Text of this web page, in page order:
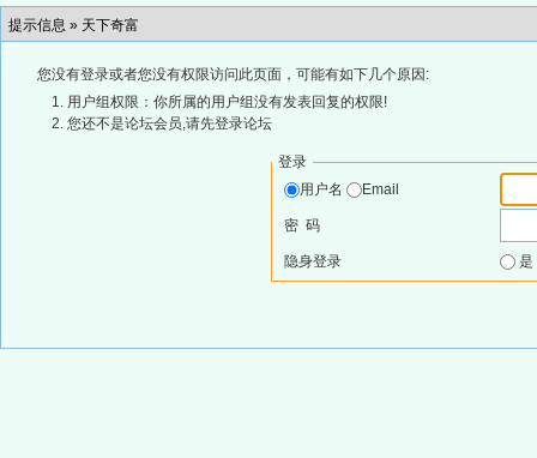
提示信息 » 天下奇富
您没有登录或者您没有权限访问此页面，可能有如下几个原因:
用户组权限：你所属的用户组没有发表回复的权限!
您还不是论坛会员,请先登录论坛
登录
用户名
Email
密 码
隐身登录